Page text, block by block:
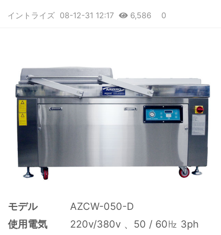
イントライズ 08-12-31 12:17 6,586 0
モデル
AZCW-050-D
使用電気
220v/380v 、50 / 60㎐ 3ph